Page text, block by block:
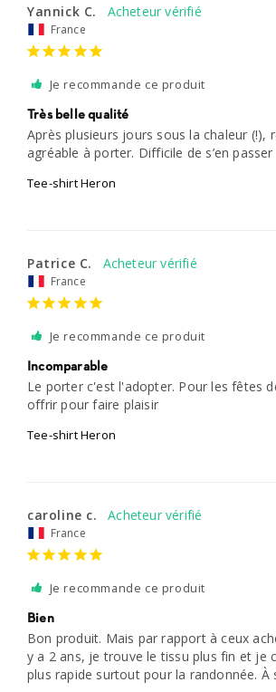
Yannick C.
France
Je recommande ce produit
Très belle qualité
Après plusieurs jours sous la chaleur (!),
agréable à porter. Difficile de s’en passer
Tee-shirt Heron
Patrice C.
France
Je recommande ce produit
Incomparable
Le porter c'est l'adopter. Pour les fêtes
offrir pour faire plaisir
Tee-shirt Heron
caroline c.
France
Je recommande ce produit
Bien
Bon produit. Mais par rapport à ceux
y a 2 ans, je trouve le tissu plus fin et je
plus rapide surtout pour la randonnée. À